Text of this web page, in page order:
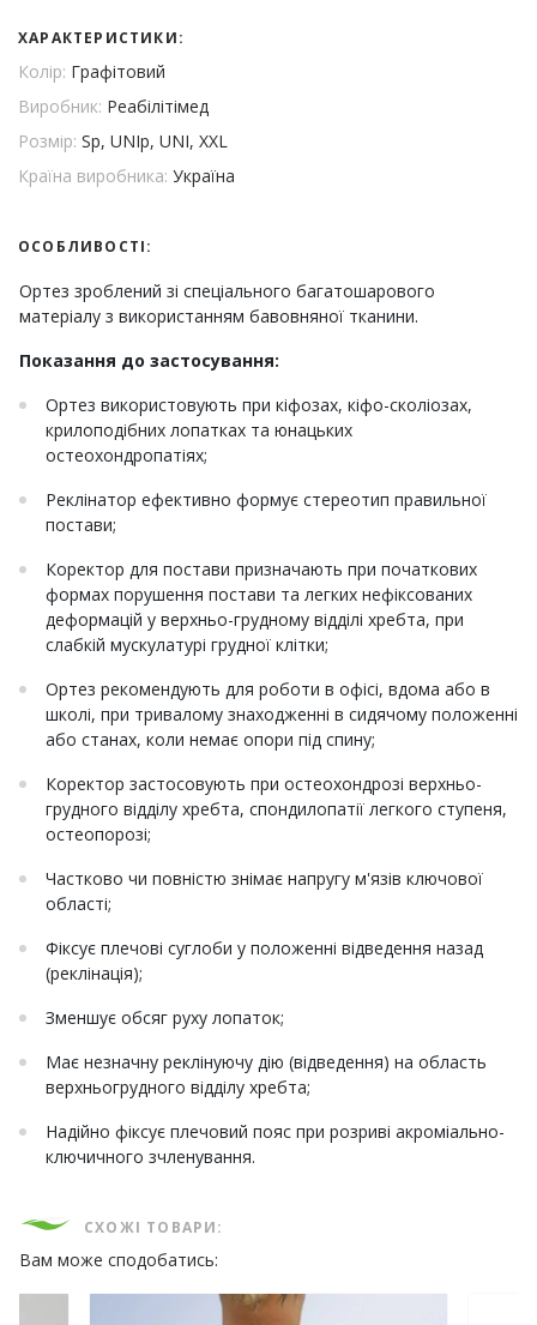
ХАРАКТЕРИСТИКИ:
Колір: Графітовий
Виробник: Реабілітімед
Розмір: Sp, UNIp, UNI, XXL
Країна виробника: Україна
ОСОБЛИВОСТІ:
Ортез зроблений зі спеціального багатошарового
матеріалу з використанням бавовняної тканини.
Показання до застосування:
Ортез використовують при кіфозах, кіфо-сколіозах,
крилоподібних лопатках та юнацьких
остеохондропатіях;
Реклінатор ефективно формує стереотип правильної
постави;
Коректор для постави призначають при початкових
формах порушення постави та легких нефіксованих
деформацій у верхньо-грудному відділі хребта, при
слабкій мускулатурі грудної клітки;
Ортез рекомендують для роботи в офісі, вдома або в
школі, при тривалому знаходженні в сидячому положенні
або станах, коли немає опори під спину;
Коректор застосовують при остеохондрозі верхньо-
грудного відділу хребта, спондилопатії легкого ступеня,
остеопорозі;
Частково чи повністю знімає напругу м'язів ключової
області;
Фіксує плечові суглоби у положенні відведення назад
(реклінація);
Зменшує обсяг руху лопаток;
Має незначну реклінуючу дію (відведення) на область
верхньогрудного відділу хребта;
Надійно фіксує плечовий пояс при розриві акроміально-
ключичного зчленування.
СХОЖІ ТОВАРИ:
Вам може сподобатись: